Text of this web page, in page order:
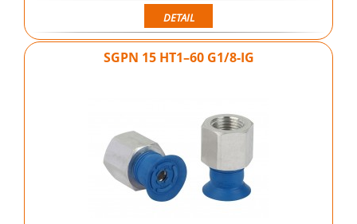
DETAIL
SGPN 15 HT1–60 G1/8-IG